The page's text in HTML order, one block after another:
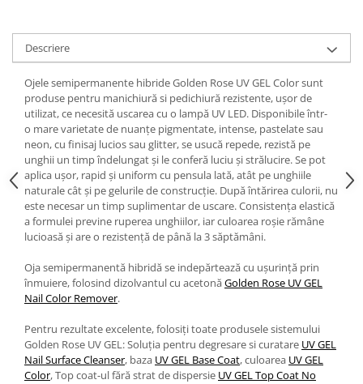
Descriere
Ojele semipermanente hibride Golden Rose UV GEL Color sunt
produse pentru manichiură si pedichiură rezistente, ușor de
utilizat, ce necesită uscarea cu o lampă UV LED. Disponibile într-
o mare varietate de nuanțe pigmentate, intense, pastelate sau
neon, cu finisaj lucios sau glitter, se usucă repede, rezistă pe
unghii un timp îndelungat și le conferă luciu și strălucire. Se pot
aplica ușor, rapid și uniform cu pensula lată, atât pe unghiile
naturale cât și pe gelurile de construcție. După întărirea culorii, nu
este necesar un timp suplimentar de uscare. Consistența elastică
a formulei previne ruperea unghiilor, iar culoarea roșie rămâne
lucioasă și are o rezistență de până la 3 săptămâni.
Oja semipermanentă hibridă se indepărtează cu ușurință prin
înmuiere, folosind dizolvantul cu acetonăGolden Rose UV GEL
Nail Color Remover.
Pentru rezultate excelente, folosiți toate produsele sistemului
Golden Rose UV GEL: Soluția pentru degresare si curatare UV GEL
Nail Surface Cleanser, baza UV GEL Base Coat, culoarea UV GEL
Color, Top coat-ul fără strat de dispersie UV GEL Top Coat No